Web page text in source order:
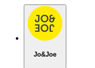
Jo&Joe